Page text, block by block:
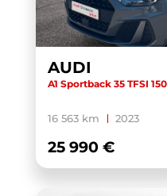
AUDI
A1 Sportback 35 TFSI
16 563 km 2023
25 990 €